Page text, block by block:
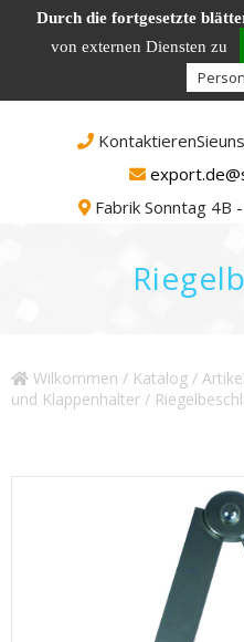
Fabrik Sonntag 4B
Wilkommen / Katalog /
und Klappenhalter /
Durch die fortgesetzte
von externen Diensten zu